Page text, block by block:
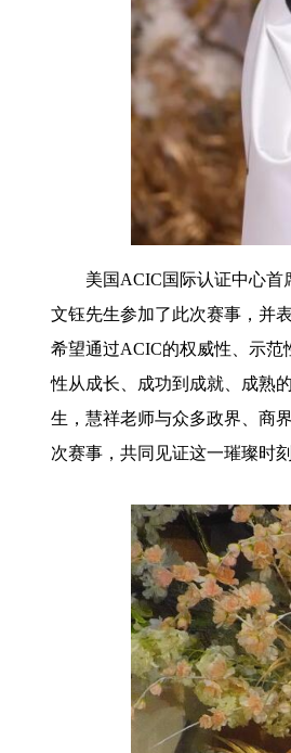
美国ACIC国际认证中心首
文钰先生参加了此次赛事，并
希望通过ACIC的权威性、示
性从成长、成功到成就、成熟
生，慧祥老师与众多政界、商
次赛事，共同见证这一璀璨时